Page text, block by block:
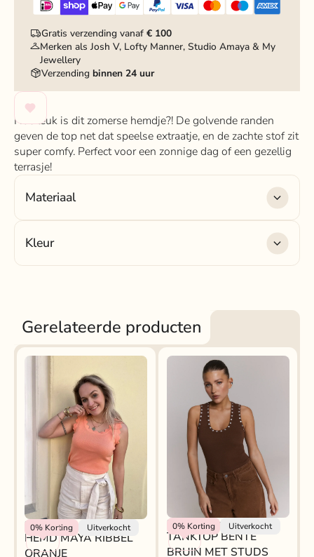
Gratis verzending vanaf€ 100
Merken als Josh V, Lofty Manner, Studio Amaya & My
Jewellery
Verzendingbinnen 24 uur
Hoe leuk is dit zomerse hemdje?! De golvende randen
geven de top net dat speelse extraatje, en de zachte stof zit
super comfy. Perfect voor een zonnige dag of een gezellig
terrasje!
Materiaal
Kleur
Gerelateerde producten
0% Korting Uitverkocht
Rokjeklokje
HEMD MAYA RIBBEL
ORANJE
0%Korting Uitverkocht
Refined Department
TANKTOP BENTE
BRUIN MET STUDS